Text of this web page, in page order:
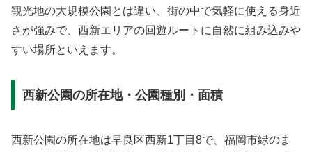
観光地の大規模公園とは違い、街の中で気軽に使える身近
さが強みで、西新エリアの回遊ルートに自然に組み込みや
すい場所といえます。
西新公園の所在地・公園種別・面積
西新公園の所在地は早良区西新1丁目8で、福岡市緑のま